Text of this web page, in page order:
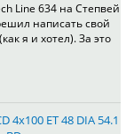
Line 634 на Степвей
написать свой
я и хотел). За это
4x100 ET 48 DIA 54.1